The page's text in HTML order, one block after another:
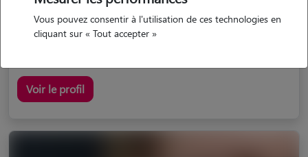
j'ai actuellement 2 chats , un de 13 ans et une de 17 ans....
Voir le profil
Vous pouvez consentir à l'utilisation de ces technologies en
cliquant sur « Tout accepter »